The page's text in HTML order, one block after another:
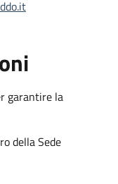
garantire la
della Sede